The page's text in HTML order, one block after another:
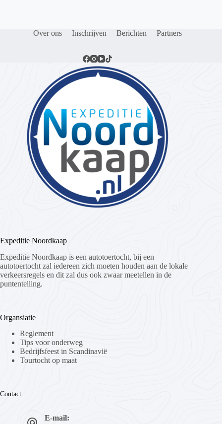
Over ons Inschrijven Berichten Partners
Expeditie Noordkaap
Expeditie Noordkaap is een autotoertocht, bij een
autotoertocht zal iedereen zich moeten houden aan de lokale
verkeersregels en dit zal dus ook zwaar meetellen in de
puntentelling.
Organsiatie
Reglement
Tips voor onderweg
Bedrijfsfeest in Scandinavië
Tourtocht op maat
Contact
E-mail: